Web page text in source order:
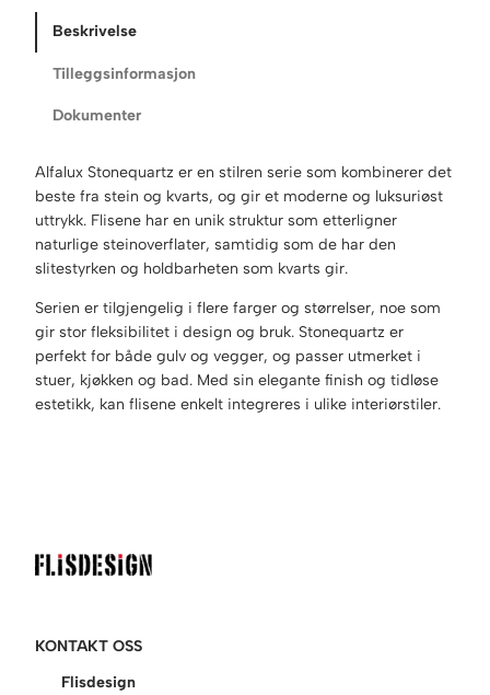
Beskrivelse
Tilleggsinformasjon
Dokumenter
Alfalux Stonequartz er en stilren serie som kombinerer det
beste fra stein og kvarts, og gir et moderne og luksuriøst
uttrykk. Flisene har en unik struktur som etterligner
naturlige steinoverflater, samtidig som de har den
slitestyrken og holdbarheten som kvarts gir.
Serien er tilgjengelig i flere farger og størrelser, noe som
gir stor fleksibilitet i design og bruk. Stonequartz er
perfekt for både gulv og vegger, og passer utmerket i
stuer, kjøkken og bad. Med sin elegante finish og tidløse
estetikk, kan flisene enkelt integreres i ulike interiørstiler.
KONTAKT OSS
Flisdesign